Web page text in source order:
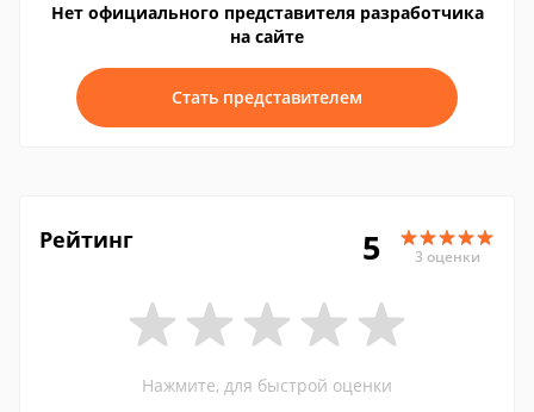
Нет официального представителя разработчика
на сайте
Стать представителем
Рейтинг 5 3 оценки
Нажмите, для быстрой оценки